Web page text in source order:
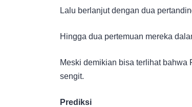
Lalu berlanjut dengan dua
Hingga dua pertemuan mereka
Meski demikian bisa terlihat
sengit.
Prediksi